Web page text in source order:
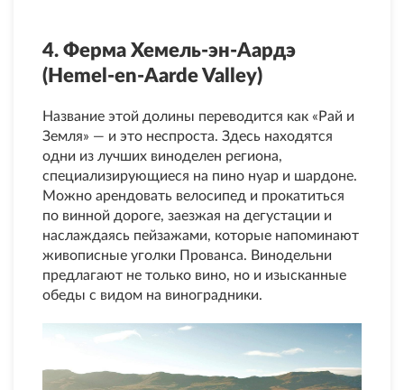
4. Ферма Хемель-эн-Аардэ
(Hemel-en-Aarde Valley)
Название этой долины переводится как «Рай и
Земля» — и это неспроста. Здесь находятся
одни из лучших виноделен региона,
специализирующиеся на пино нуар и шардоне.
Можно арендовать велосипед и прокатиться
по винной дороге, заезжая на дегустации и
наслаждаясь пейзажами, которые напоминают
живописные уголки Прованса. Винодельни
предлагают не только вино, но и изысканные
обеды с видом на виноградники.